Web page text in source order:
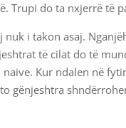
Trupi do ta nxjerrë të
i takon asaj.
të cilat do të
Kur ndalen në
gënjeshtra